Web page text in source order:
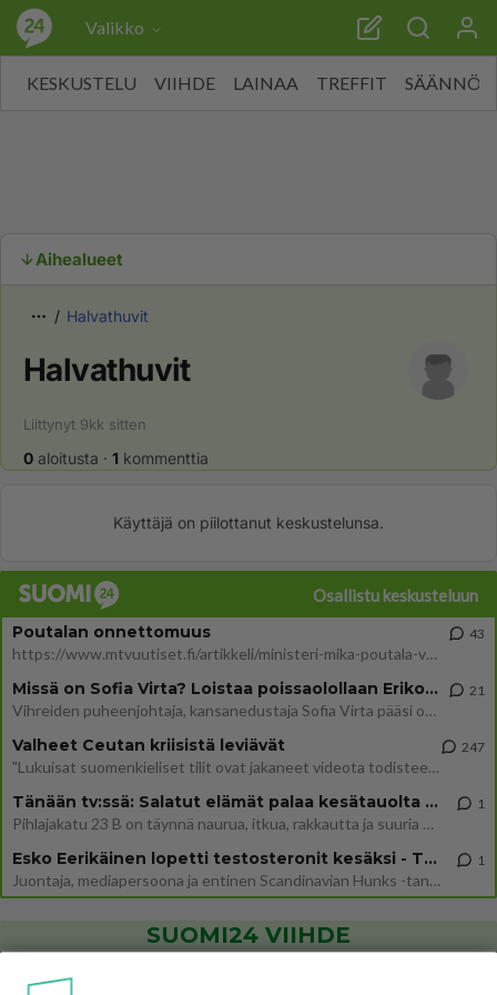
Valikko
KESKUSTELU VIIHDE LAINAA TREFFIT SÄÄNNÖT
Aihealueet
Halvathuvit
Halvathuvit
Liittynyt 9kk sitten
0 aloitusta · 1 kommenttia
Käyttäjä on piilottanut keskustelunsa.
Osallistu keskusteluun
Poutalan onnettomuus
https://www.mtvuutiset.fi/artikkeli/ministeri-mika-poutala-vakavassa-onnettomuudessa/9375980 Kumma kun jutussa ei manit
43
Missä on Sofia Virta? Loistaa poissaolollaan Erikoisjoukot uudelta kaudelta
Vihreiden puheenjohtaja, kansanedustaja Sofia Virta pääsi otsikoihin, kun tieto hänen osallistumisestaan Erikoisjoukot-k
21
Valheet Ceutan kriisistä leviävät
"Lukuisat suomenkieliset tilit ovat jakaneet videota todisteena siitä, että siirtolaisjoukot aiheuttavat edelleen Ceutas
247
Tänään tv:ssä: Salatut elämät palaa kesätauolta - Tässä hieman juonipaljastuksia
Pihlajakatu 23 B on täynnä naurua, itkua, rakkautta ja suuria salaisuuksia. Suomalaisten yksi pitkäikäisimmistä draamas
1
Esko Eerikäinen lopetti testosteronit kesäksi - Tämä ikävä vaikutus iski heti
Juontaja, mediapersoona ja entinen Scandinavian Hunks -tanssija Esko Eerikäinen on tunnettu avoimuudestaan. Nyt Eerikäi
1
SUOMI24 VIIHDE
Loukasmäki?